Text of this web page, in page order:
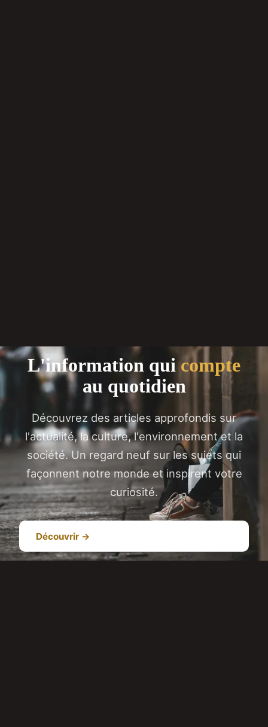
L'information quicompte
au quotidien
Découvrez des articles approfondis sur
l'actualité, la culture, l'environnement et la
société. Un regard neuf sur les sujets qui
façonnent notre monde et inspirent votre
curiosité.
Découvrir →